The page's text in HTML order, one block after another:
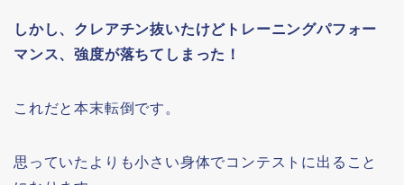
しかし、クレアチン抜いたけどトレーニングパフォー
マンス、強度が落ちてしまった！
これだと本末転倒です。
思っていたよりも小さい身体でコンテストに出ること